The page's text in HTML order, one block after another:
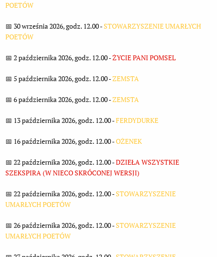
POETÓW
📅 30 września 2026, godz. 12.00 - STOWARZYSZENIE UMARŁYCH
POETÓW
📅 2 października 2026, godz. 12.00 -ŻYCIE PANI POMSEL
📅 5 października 2026, godz. 12.00 -ZEMSTA
📅 6 października 2026, godz. 12.00 -ZEMSTA
📅 13 października 2026, godz. 12.00 -FERDYDURKE
📅 16 października 2026, godz. 12.00 -OŻENEK
📅 22 października 2026, godz. 12.00 -DZIEŁA WSZYSTKIE
SZEKSPIRA (W NIECO SKRÓCONEJ WERSJI)
📅 22 października 2026, godz. 12.00 - STOWARZYSZENIE
UMARŁYCH POETÓW
📅 26 października 2026, godz. 12.00 - STOWARZYSZENIE
UMARŁYCH POETÓW